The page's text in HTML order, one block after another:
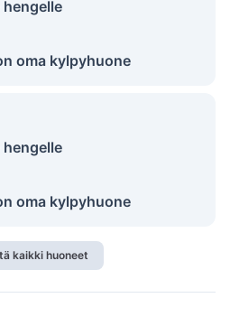
hengelle
oma kylpyhuone
hengelle
oma kylpyhuone
kaikki huoneet